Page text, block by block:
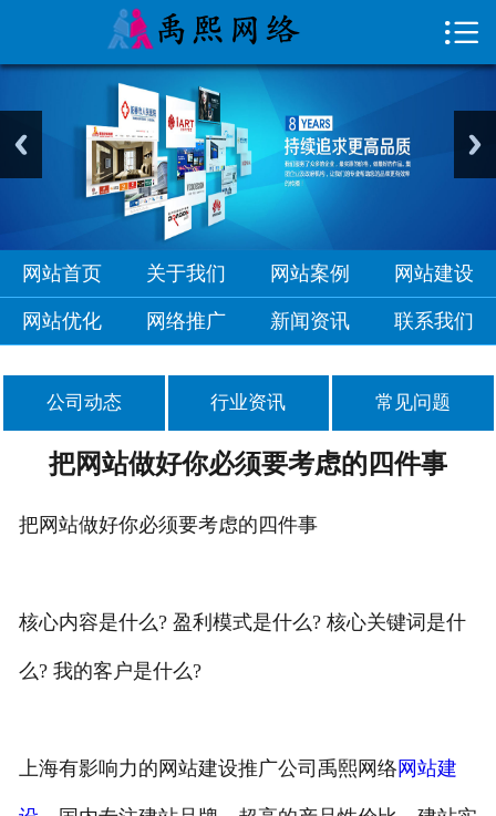
网站案例
网站优化
网络推广

网站首页 关于我们 网站案例 网站建设
网站优化 网络推广 新闻资讯 联系我们
公司动态 行业资讯 常见问题
把网站做好你必须要考虑的四件事
把网站做好你必须要考虑的四件事
核心内容是什么? 盈利模式是什么? 核心关键词是什
么? 我的客户是什么?
上海有影响力的网站建设推广公司禹熙网络 网站建